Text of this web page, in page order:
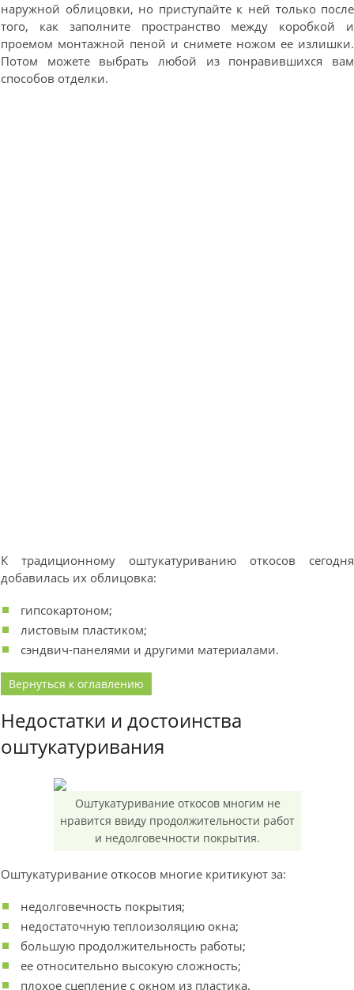
наружной облицовки, но приступайте к ней только после
того, как заполните пространство между коробкой и
проемом монтажной пеной и снимете ножом ее излишки.
Потом можете выбрать любой из понравившихся вам
способов отделки.
К традиционному оштукатуриванию откосов сегодня
добавилась их облицовка:
гипсокартоном;
листовым пластиком;
сэндвич-панелями и другими материалами.
Вернуться к оглавлению
Недостатки и достоинства
оштукатуривания
Оштукатуривание откосов многим не
нравится ввиду продолжительности работ
и недолговечности покрытия.
Оштукатуривание откосов многие критикуют за:
недолговечность покрытия;
недостаточную теплоизоляцию окна;
большую продолжительность работы;
ее относительно высокую сложность;
плохое сцепление с окном из пластика.